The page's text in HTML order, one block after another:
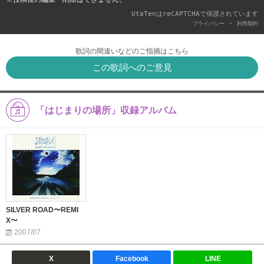
UtaTenはreCAPTCHAで保護されています
プライバシー - 利用契約
歌詞の間違いなどのご指摘はこちら
この歌詞へのご意見
「はじまりの場所」収録アルバム
SILVER ROAD〜REMI
X〜
2007/07
X Facebook LINE